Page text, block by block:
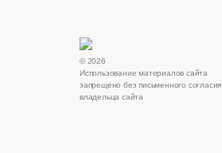
© 2026
Использование материалов сайта
запрещено без письменного согласия
владельца сайта